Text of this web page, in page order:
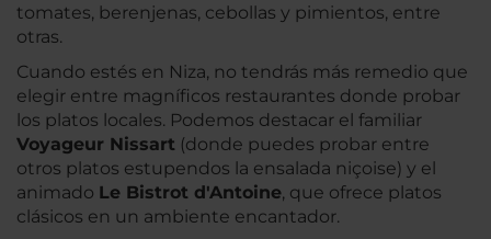
tomates, berenjenas, cebollas y pimientos, entre
otras.
Cuando estés en Niza, no tendrás más remedio que
elegir entre magníficos restaurantes donde probar
los platos locales. Podemos destacar el familiar
Voyageur Nissart (donde puedes probar entre
otros platos estupendos la ensalada niçoise) y el
animado Le Bistrot d'Antoine, que ofrece platos
clásicos en un ambiente encantador.